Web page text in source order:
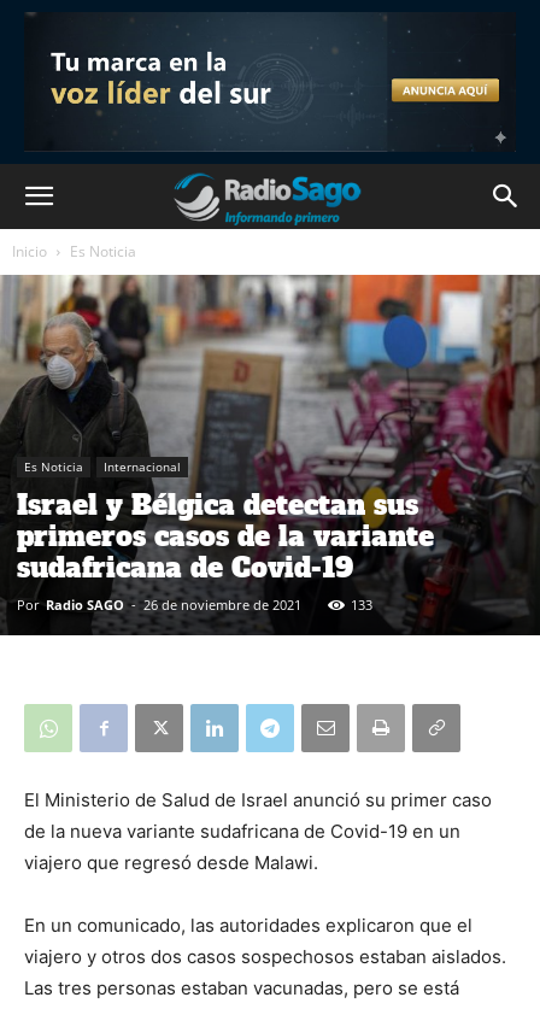
Inicio Es Noticia
Es Noticia Internacional
Israel y Bélgica detectan sus
primeros casos de la variante
sudafricana de Covid-19
Por Radio SAGO - 26 de noviembre de 2021 133
El Ministerio de Salud de Israel anunció su primer caso
de la nueva variante sudafricana de Covid-19 en un
viajero que regresó desde Malawi.
En un comunicado, las autoridades explicaron que el
viajero y otros dos casos sospechosos estaban aislados.
Las tres personas estaban vacunadas, pero se está